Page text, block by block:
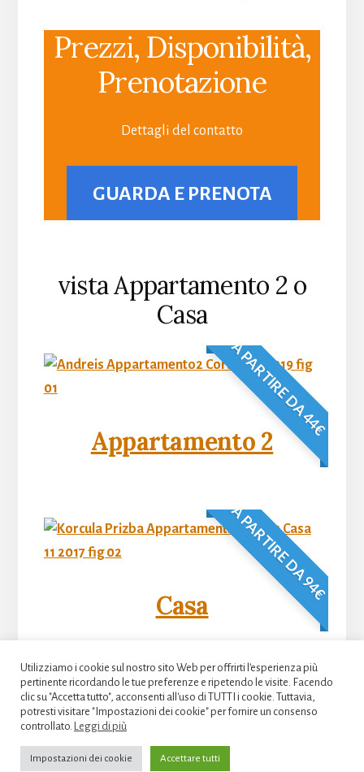
Prezzi, Disponibilità,
Prenotazione
Dettagli del contatto
GUARDA E PRENOTA
vista Appartamento 2 o
Casa
A PARTIRE DA 44€
Appartamento 2
A PARTIRE DA 94€
Casa
Diritto d'autore © 2026 · Appartamenti Korcula Prizba -
sulla spiaggia di ciottoli dell'insegnante (appartamenti Andreis)
Utilizziamo i cookie sul nostro sito Web per offrirti l'esperienza più
pertinente ricordando le tue preferenze e ripetendo le visite. Facendo
clic su "Accetta tutto", acconsenti all'uso di TUTTI i cookie. Tuttavia,
potresti visitare "Impostazioni dei cookie" per fornire un consenso
controllato. Leggi di più
Impostazioni dei cookie Accettare tutti